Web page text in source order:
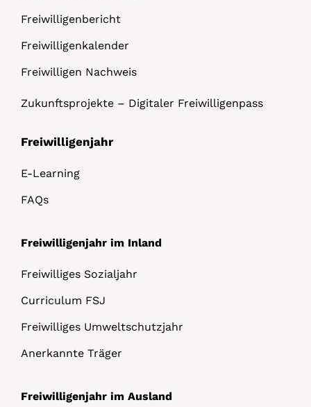
Freiwilligenbericht
Freiwilligenkalender
Freiwilligen Nachweis
Zukunftsprojekte – Digitaler Freiwilligenpass
Freiwilligenjahr
E-Learning
FAQs
Freiwilligenjahr im Inland
Freiwilliges Sozialjahr
Curriculum FSJ
Freiwilliges Umweltschutzjahr
Anerkannte Träger
Freiwilligenjahr im Ausland